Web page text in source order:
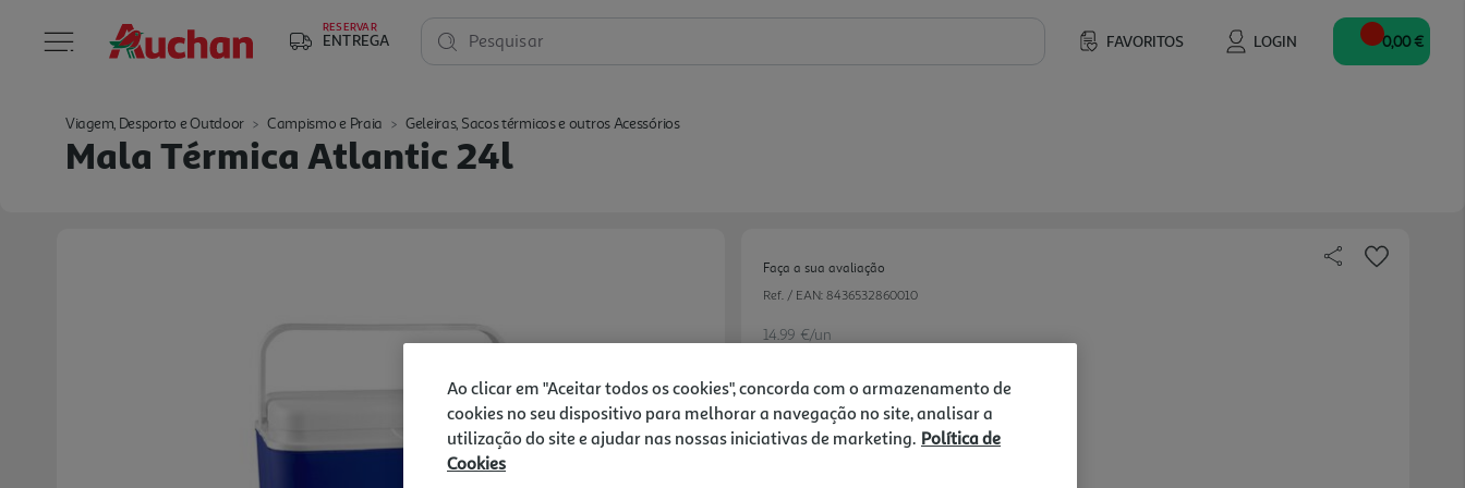
RESERVAR
ENTREGA FAVORITOS LOGIN
Pesquisar 0,00 €
Viagem, Desporto e Outdoor Campismo e Praia Geleiras, Sacos térmicos e outros Acessórios
Mala Térmica Atlantic 24l
Faça a sua avaliação
Ref. / EAN: 8436532860010
14.99 €/un
-25%
Price reduced from
19,99 €to
Ao clicar em "Aceitar todos os cookies", concorda com o armazenamento de
cookies no seu dispositivo para melhorar a navegação no site, analisar a
utilização do site e ajudar nas nossas iniciativas de marketing. Política de
Cookies